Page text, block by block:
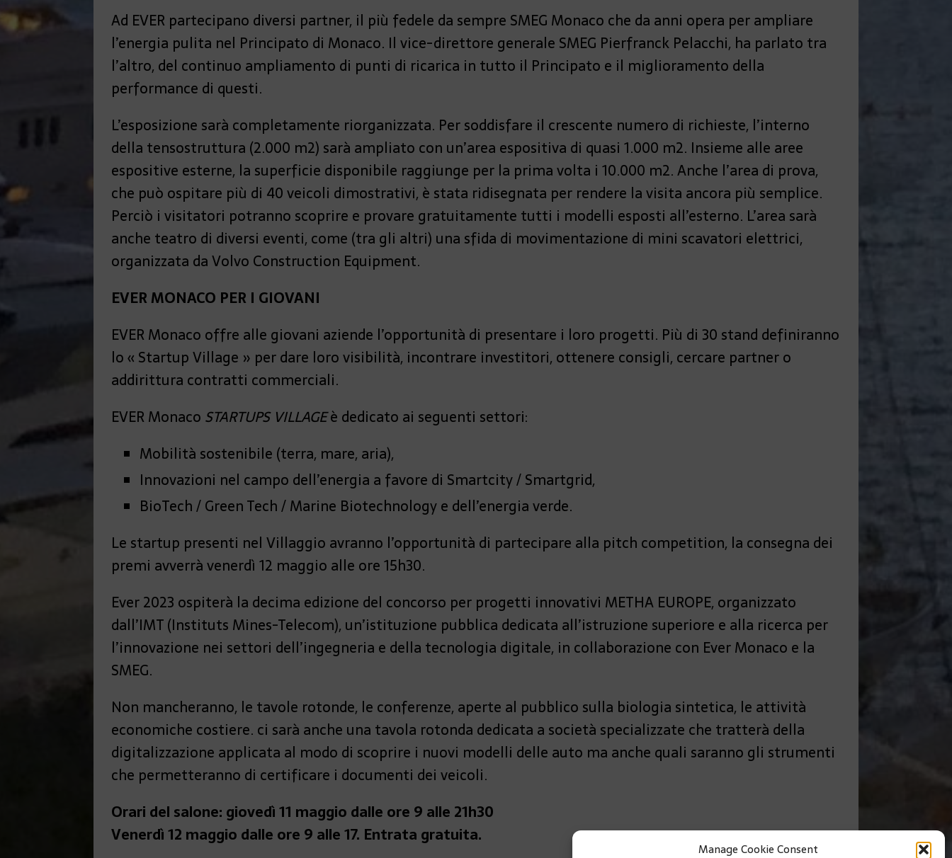
Manage Cookie Consent
Ad EVER partecipano diversi partner, il più fedele da sempre SMEG Monaco che da anni opera per ampliare
l’energia pulita nel Principato di Monaco. Il vice-direttore generale SMEG Pierfranck Pelacchi, ha parlato tra
l’altro, del continuo ampliamento di punti di ricarica in tutto il Principato e il miglioramento della
performance di questi.
L’esposizione sarà completamente riorganizzata. Per soddisfare il crescente numero di richieste, l’interno
della tensostruttura (2.000 m2) sarà ampliato con un’area espositiva di quasi 1.000 m2. Insieme alle aree
espositive esterne, la superficie disponibile raggiunge per la prima volta i 10.000 m2. Anche l’area di prova,
che può ospitare più di 40 veicoli dimostrativi, è stata ridisegnata per rendere la visita ancora più semplice.
Perciò i visitatori potranno scoprire e provare gratuitamente tutti i modelli esposti all’esterno. L’area sarà
anche teatro di diversi eventi, come (tra gli altri) una sfida di movimentazione di mini scavatori elettrici,
organizzata da Volvo Construction Equipment.
EVER MONACO PER I GIOVANI
EVER Monaco offre alle giovani aziende l’opportunità di presentare i loro progetti. Più di 30 stand definiranno
lo « Startup Village » per dare loro visibilità, incontrare investitori, ottenere consigli, cercare partner o
addirittura contratti commerciali.
EVER Monaco STARTUPS VILLAGEè dedicato ai seguenti settori:
Mobilità sostenibile (terra, mare, aria),
Innovazioni nel campo dell’energia a favore di Smartcity / Smartgrid,
BioTech / Green Tech / Marine Biotechnology e dell’energia verde.
Le startup presenti nel Villaggio avranno l’opportunità di partecipare alla pitch competition, la consegna dei
premi avverrà venerdì 12 maggio alle ore 15h30.
Ever 2023 ospiterà la decima edizione del concorso per progetti innovativi METHA EUROPE, organizzato
dall’IMT (Instituts Mines-Telecom), un’istituzione pubblica dedicata all’istruzione superiore e alla ricerca per
l’innovazione nei settori dell’ingegneria e della tecnologia digitale, in collaborazione con Ever Monaco e la
SMEG.
Non mancheranno, le tavole rotonde, le conferenze, aperte al pubblico sulla biologia sintetica, le attività
economiche costiere. ci sarà anche una tavola rotonda dedicata a società specializzate che tratterà della
digitalizzazione applicata al modo di scoprire i nuovi modelli delle auto ma anche quali saranno gli strumenti
che permetteranno di certificare i documenti dei veicoli.
Orari del salone: giovedì 11 maggio dalle ore 9 alle 21h30
Venerdì 12 maggio dalle ore 9 alle 17. Entrata gratuita.